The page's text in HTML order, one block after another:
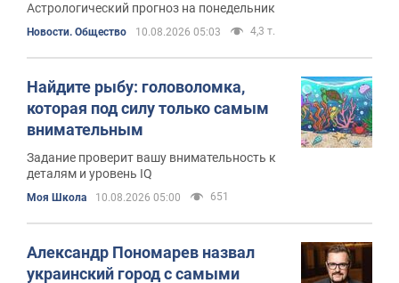
Астрологический прогноз на понедельник
Новости. Общество 10.08.2026 05:03 4,3 т.
Найдите рыбу: головоломка,
которая под силу только самым
внимательным
Задание проверит вашу внимательность к
деталям и уровень IQ
Моя Школа 10.08.2026 05:00 651
Александр Пономарев назвал
украинский город с самыми